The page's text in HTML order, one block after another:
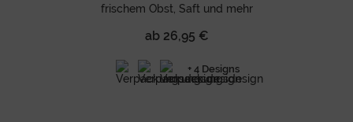
frischem Obst, Saft und mehr
ab 26,95 €
+ 4 Designs